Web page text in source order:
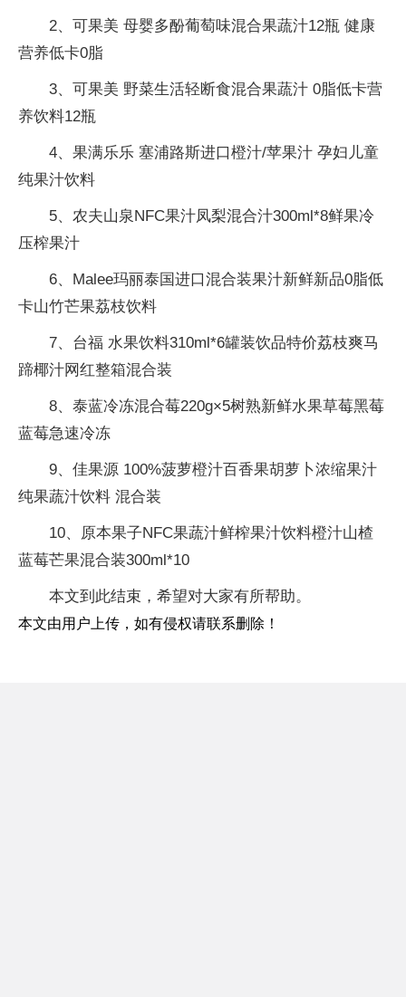
2、可果美 母婴多酚葡萄味混合果蔬汁12瓶 健康
营养低卡0脂
3、可果美 野菜生活轻断食混合果蔬汁 0脂低卡营
养饮料12瓶
4、果满乐乐 塞浦路斯进口橙汁/苹果汁 孕妇儿童
纯果汁饮料
5、农夫山泉NFC果汁凤梨混合汁300ml*8鲜果冷
压榨果汁
6、Malee玛丽泰国进口混合装果汁新鲜新品0脂低
卡山竹芒果荔枝饮料
7、台福 水果饮料310ml*6罐装饮品特价荔枝爽马
蹄椰汁网红整箱混合装
8、泰蓝冷冻混合莓220g×5树熟新鲜水果草莓黑莓
蓝莓急速冷冻
9、佳果源 100%菠萝橙汁百香果胡萝卜浓缩果汁
纯果蔬汁饮料 混合装
10、原本果子NFC果蔬汁鲜榨果汁饮料橙汁山楂
蓝莓芒果混合装300ml*10
本文到此结束，希望对大家有所帮助。
本文由用户上传，如有侵权请联系删除！